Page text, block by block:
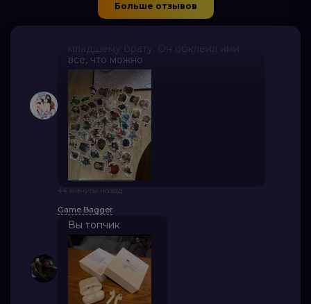
Больше отзывов
младшему брату. Он обклеил ими
всё, что можно
44 минуты назад
Game Bagger
Вы топчик